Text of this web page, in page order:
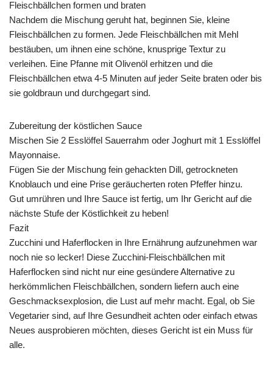
Fleischbällchen formen und braten
Nachdem die Mischung geruht hat, beginnen Sie, kleine
Fleischbällchen zu formen. Jede Fleischbällchen mit Mehl
bestäuben, um ihnen eine schöne, knusprige Textur zu
verleihen. Eine Pfanne mit Olivenöl erhitzen und die
Fleischbällchen etwa 4-5 Minuten auf jeder Seite braten oder bis
sie goldbraun und durchgegart sind.
Zubereitung der köstlichen Sauce
Mischen Sie 2 Esslöffel Sauerrahm oder Joghurt mit 1 Esslöffel
Mayonnaise.
Fügen Sie der Mischung fein gehackten Dill, getrockneten
Knoblauch und eine Prise geräucherten roten Pfeffer hinzu.
Gut umrühren und Ihre Sauce ist fertig, um Ihr Gericht auf die
nächste Stufe der Köstlichkeit zu heben!
Fazit
Zucchini und Haferflocken in Ihre Ernährung aufzunehmen war
noch nie so lecker! Diese Zucchini-Fleischbällchen mit
Haferflocken sind nicht nur eine gesündere Alternative zu
herkömmlichen Fleischbällchen, sondern liefern auch eine
Geschmacksexplosion, die Lust auf mehr macht. Egal, ob Sie
Vegetarier sind, auf Ihre Gesundheit achten oder einfach etwas
Neues ausprobieren möchten, dieses Gericht ist ein Muss für
alle.